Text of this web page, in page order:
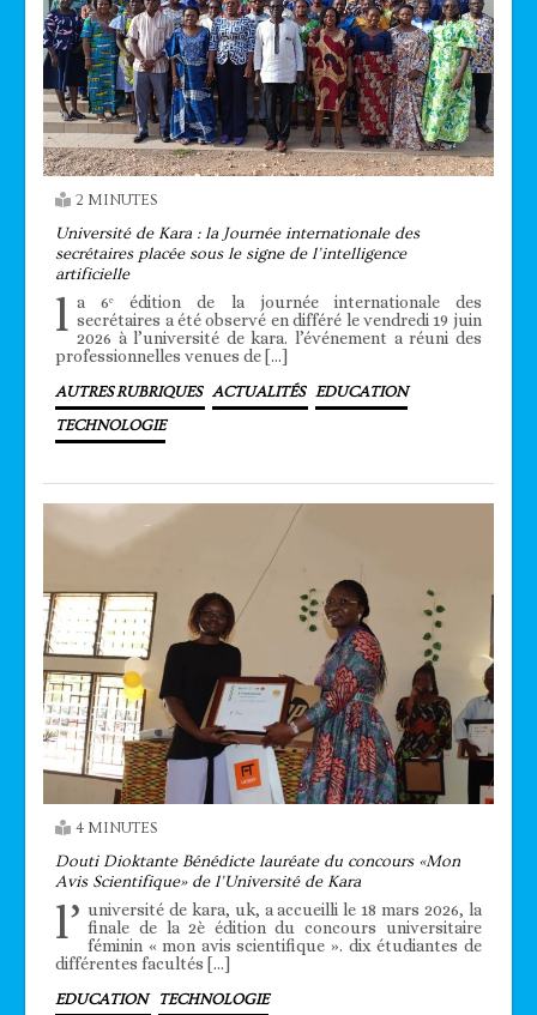
2 MINUTES
Université de Kara : la Journée internationale des
secrétaires placée sous le signe de l’intelligence
artificielle
l a 6ᵉ édition de la journée internationale des
secrétaires a été observé en différé le vendredi 19 juin
2026 à l’université de kara. l’événement a réuni des
professionnelles venues de […]
AUTRES RUBRIQUES ACTUALITÉS EDUCATION
TECHNOLOGIE
4 MINUTES
Douti Dioktante Bénédicte lauréate du concours «Mon
Avis Scientifique» de l’Université de Kara
l’ université de kara, uk, a accueilli le 18 mars 2026, la
finale de la 2è édition du concours universitaire
féminin « mon avis scientifique ». dix étudiantes de
différentes facultés […]
EDUCATION TECHNOLOGIE